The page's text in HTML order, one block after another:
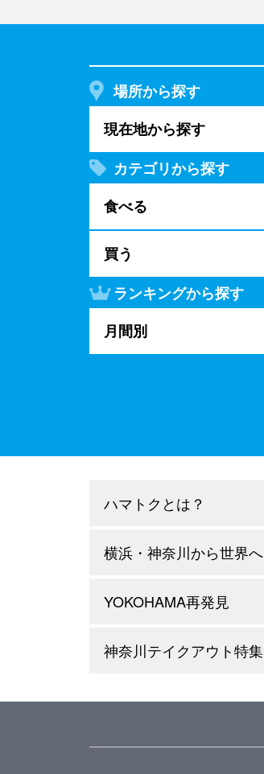
場所から探す
現在地から探す
カテゴリから探す
食べる
買う
ランキングから探す
月間別
ハマトクとは？
横浜・神奈川から世界へ
YOKOHAMA再発見
神奈川テイクアウト特集